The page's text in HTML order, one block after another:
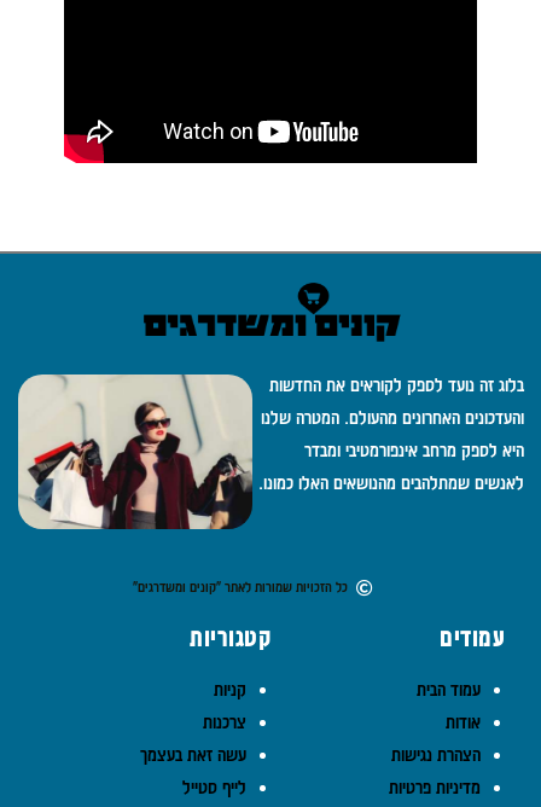
בלוג זה נועד לספק לקוראים את החדשות
והעדכונים האחרונים מהעולם. המטרה שלנו
היא לספק מרחב אינפורמטיבי ומבדר
לאנשים שמתלהבים מהנושאים האלו כמונו.
כל הזכויות שמורות לאתר "קונים ומשדרגים"
עמודים
עמוד הבית
אודות
הצהרת נגישות
מדיניות פרטיות
קטגוריות
קניות
צרכנות
עשה זאת בעצמך
לייף סטייל